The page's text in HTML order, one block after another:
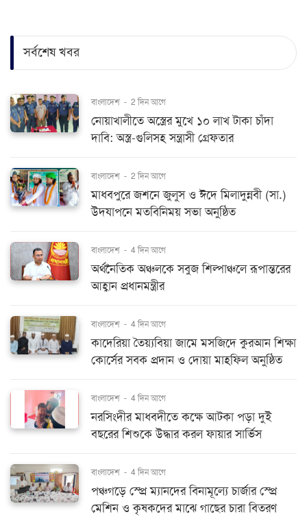
সর্বশেষ খবর
বাংলাদেশ - 2 দিন আগে
নোয়াখালীতে অস্ত্রের মুখে ১০ লাখ টাকা চাঁদা
দাবি: অস্ত্র-গুলিসহ সন্ত্রাসী গ্রেফতার
বাংলাদেশ - 2 দিন আগে
মাধবপুরে জশনে জুলুস ও ঈদে মিলাদুন্নবী (সা.)
উদযাপনে মতবিনিময় সভা অনুষ্ঠিত
বাংলাদেশ - 4 দিন আগে
অর্থনৈতিক অঞ্চলকে সবুজ শিল্পাঞ্চলে রূপান্তরের
আহ্বান প্রধানমন্ত্রীর
বাংলাদেশ - 4 দিন আগে
কাদেরিয়া তৈয়্যবিয়া জামে মসজিদে কুরআন শিক্ষা
কোর্সের সবক প্রদান ও দোয়া মাহফিল অনুষ্ঠিত
বাংলাদেশ - 4 দিন আগে
নরসিংদীর মাধবদীতে কক্ষে আটকা পড়া দুই
বছরের শিশুকে উদ্ধার করল ফায়ার সার্ভিস
বাংলাদেশ - 4 দিন আগে
পঞ্চগড়ে স্প্রে ম্যানদের বিনামূল্যে চার্জার স্প্রে
মেশিন ও কৃষকদের মাঝে গাছের চারা বিতরণ